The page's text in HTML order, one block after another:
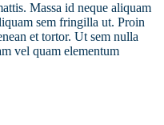
Massa id neque aliquam
sem fringilla ut. Proin
et tortor. Ut sem nulla
vel quam elementum